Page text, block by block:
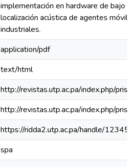
implementación en hardware de bajo
localización acústica de agentes
industriales.
application/pdf
text/html
http://revistas.utp.ac.pa/index.php/
http://revistas.utp.ac.pa/index.php/
https://ridda2.utp.ac.pa/handle/
spa